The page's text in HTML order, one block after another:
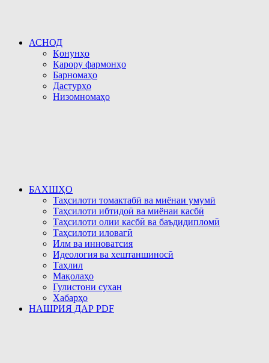
АСНОД
Қонунҳо
Қарору фармонҳо
Барномаҳо
Дастурҳо
Низомномаҳо
БАХШҲО
Таҳсилоти томактабӣ ва миёнаи умумӣ
Таҳсилоти ибтидоӣ ва миёнаи касбӣ
Таҳсилоти олии касбӣ ва баъдидипломӣ
Таҳсилоти иловагӣ
Илм ва инноватсия
Идеология ва хештаншиносӣ
Таҳлил
Мақолаҳо
Гулистони сухан
Хабарҳо
НАШРИЯ ДАР PDF